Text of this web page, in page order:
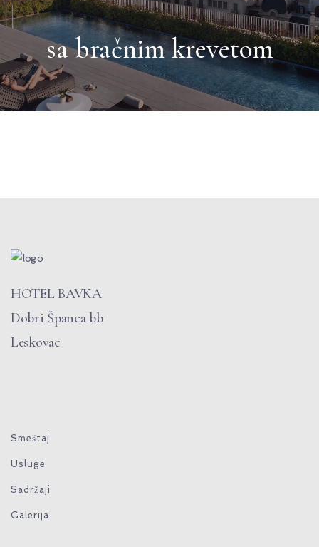
sa bračnim krevetom
HOTEL BAVKA
Dobri Španca bb
Leskovac
Smeštaj
Usluge
Sadržaji
Galerija